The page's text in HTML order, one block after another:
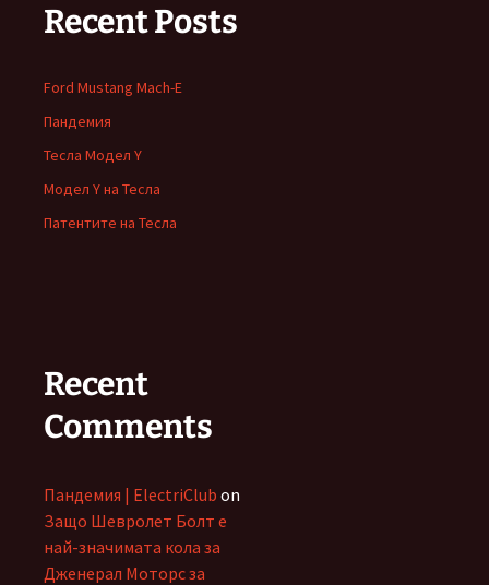
Recent Posts
Ford Mustang Mach-E
Пандемия
Тесла Модел Y
Модел Y на Тесла
Патентите на Тесла
Recent
Comments
Пандемия | ElectriClub on
Защо Шевролет Болт е
най-значимата кола за
Дженерал Моторс за